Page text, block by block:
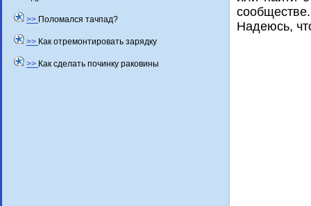
>> Поломался тачпад?
>> Как отремонтировать зарядку
>> Как сделать починку раковины
сообществе.
Надеюсь,